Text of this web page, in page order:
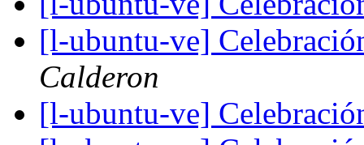
[l-ubuntu-ve]
Calderon
[l-ubuntu-ve]